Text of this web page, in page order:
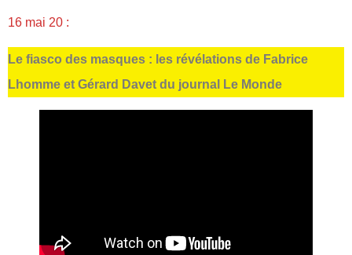
16 mai 20 :
Le fiasco des masques : les révélations de Fabrice
Lhomme et Gérard Davet du journal Le Monde